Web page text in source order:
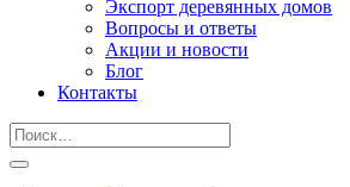
Экспорт деревянных домов
Вопросы и ответы
Акции и новости
Блог
Контакты